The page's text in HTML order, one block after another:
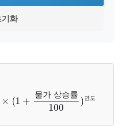
화
물 가 상 승 률
물가 상승률100